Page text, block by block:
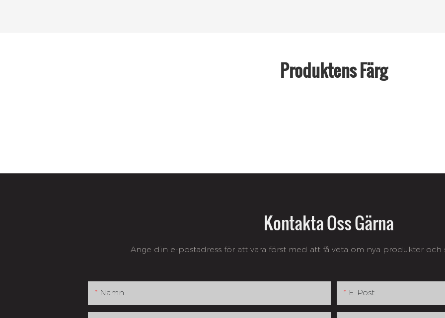
Produktens Färg
Kontakta Oss Gärna
Ange din e-postadress för att vara först med att få veta om nya produkter och
Namn E-Post